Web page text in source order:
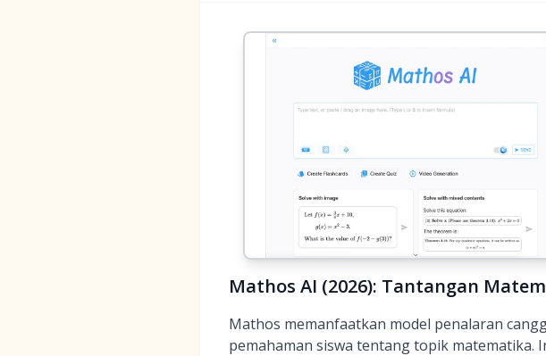
Mathos AI (2026): Tantangan
Mathos memanfaatkan model penalaran
pemahaman siswa tentang topik